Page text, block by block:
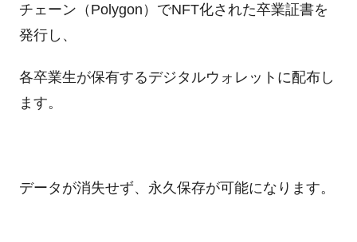
チェーン（Polygon）でNFT化された卒業証書を
発行し、
各卒業生が保有するデジタルウォレットに配布し
ます。
データが消失せず、永久保存が可能になります。